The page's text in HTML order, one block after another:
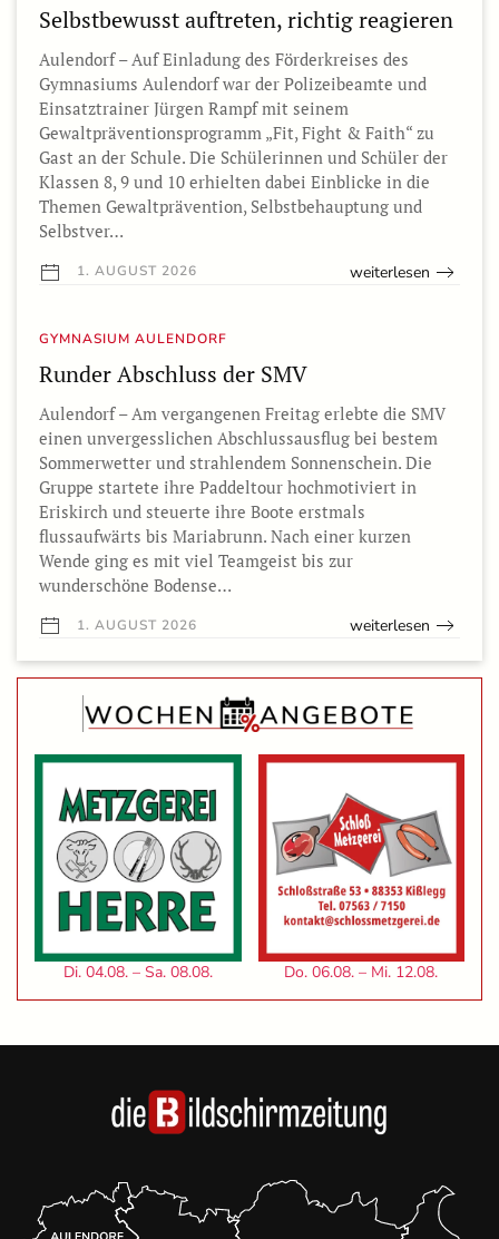
Selbstbewusst auftreten, richtig reagieren
Aulendorf – Auf Einladung des Förderkreises des
Gymnasiums Aulendorf war der Polizeibeamte und
Einsatztrainer Jürgen Rampf mit seinem
Gewaltpräventionsprogramm „Fit, Fight & Faith“ zu
Gast an der Schule. Die Schülerinnen und Schüler der
Klassen 8, 9 und 10 erhielten dabei Einblicke in die
Themen Gewaltprävention, Selbstbehauptung und
Selbstver…
1. AUGUST 2026 weiterlesen
GYMNASIUM AULENDORF
Runder Abschluss der SMV
Aulendorf – Am vergangenen Freitag erlebte die SMV
einen unvergesslichen Abschlussausflug bei bestem
Sommerwetter und strahlendem Sonnenschein. Die
Gruppe startete ihre Paddeltour hochmotiviert in
Eriskirch und steuerte ihre Boote erstmals
flussaufwärts bis Mariabrunn. Nach einer kurzen
Wende ging es mit viel Teamgeist bis zur
wunderschöne Bodense…
1. AUGUST 2026 weiterlesen
Di. 04.08. – Sa. 08.08. Do. 06.08. – Mi. 12.08.